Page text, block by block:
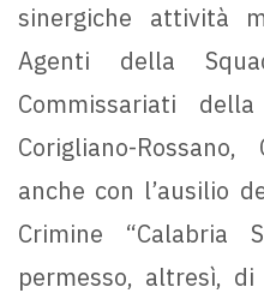
sinergiche attività
Agenti della
Commissariati
Corigliano-
anche con l’ausilio
Crimine “Calabria
permesso, altresì,